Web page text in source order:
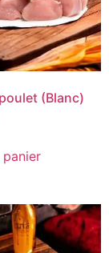
(Blanc)